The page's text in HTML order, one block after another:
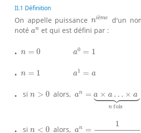
II.1 Définition
On appelle puissancenième
nièm
d'un
noté an
an et qui est défini par :
⋅ n = 0 a0 = 1
a0
⋅ n = 1 a1 = a
a
⋅⋅ si n > 0
n >0 alors, an = a × a … × a

n fois
an × a… × nf o
⋅⋅ si n < 0
n <0 alors, an =
1
×